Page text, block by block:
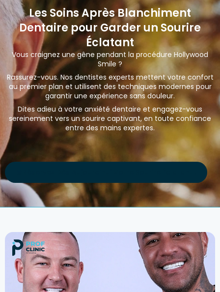
Les Soins Après Blanchiment
Dentaire pour Garder un Sourire
Éclatant
Vous craignez une gêne pendant la procédure Hollywood
Smile ?
Rassurez-vous. Nos dentistes experts mettent votre confort
au premier plan et utilisent des techniques modernes pour
garantir une expérience sans douleur.
Dites adieu à votre anxiété dentaire et engagez-vous
sereinement vers un sourire captivant, en toute confiance
entre des mains expertes.